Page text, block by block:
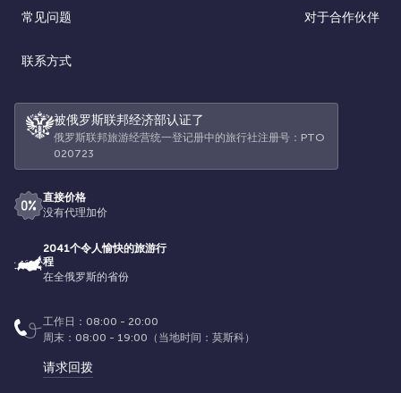
常见问题 对于合作伙伴
联系方式
被俄罗斯联邦经济部认证了
俄罗斯联邦旅游经营统一登记册中的旅行社注册号：РТО
020723
直接价格
没有代理加价
2041个令人愉快的旅游行
程
在全俄罗斯的省份
工作日：08:00 - 20:00
周末：08:00 - 19:00（当地时间：莫斯科）
请求回拨